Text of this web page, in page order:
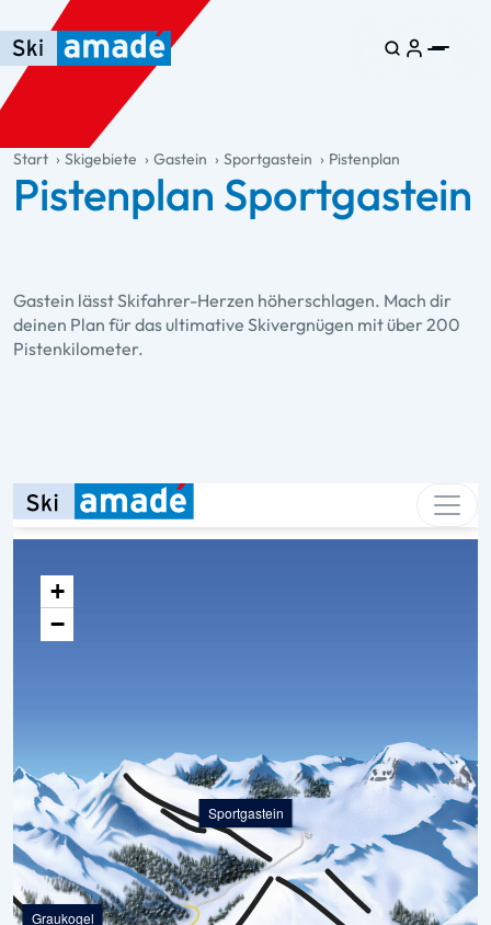
Zum Haupt-Inhalt springen
Springe zur Tabelle
Zur Haupt-Navigation springen
general.table-of-content
Start Skigebiete Gastein Sportgastein Pistenplan
Pistenplan Sportgastein
Gastein lässt Skifahrer-Herzen höherschlagen. Mach dir
deinen Plan für das ultimative Skivergnügen mit über 200
Pistenkilometer.